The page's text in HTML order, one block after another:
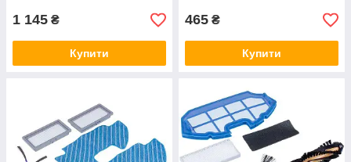
1 145 ₴
Купити
465 ₴
Купити